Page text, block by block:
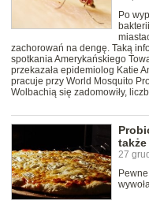
Po
zachorowań na dengę. Taką
spotkania Amerykańskiego
przekazała epidemiolog Katie
pracuje przy World Mosquito
Wolbachią się zadomowiły,
27